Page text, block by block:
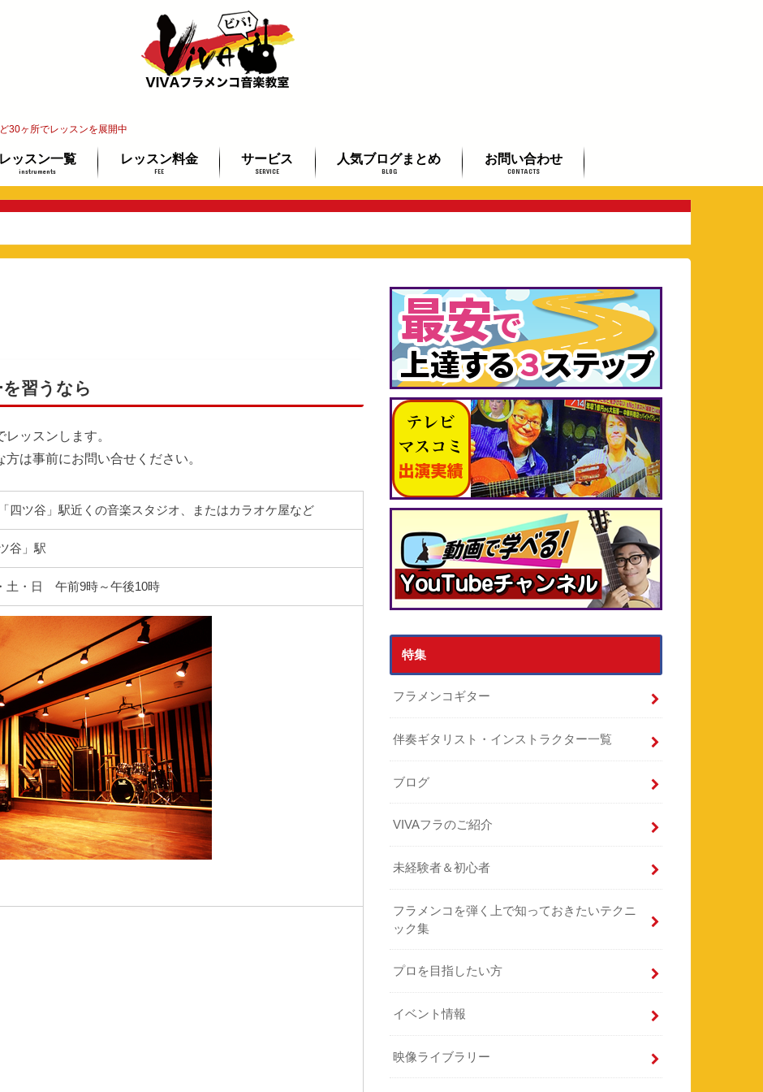
30ヶ所でレッスンを展開中
レッスン一覧
instruments
ンラインレッスン
ター教室
クレレ教室
験レッスン
レッスン料金
FEE
講師紹介
レッスン場所ご案内
サービス
SERVICE
イベント情報
教材ミュージアム
フラメンコギター検定
最安で上達する3ステップ
人気ブログまとめ
BLOG
未経験者＆初心者まとめ
ギター経験者まとめ
プロを目指したい方まとめ
お問い合わせ
CONTACTS
よくあるご質問
全国のギタリストご紹介
芸術鑑賞会承ります
動画で学べるフラメンコ入門
講座
習うなら
ッスンします。
方は事前にお問い合せください。
四ツ谷」駅近くの音楽スタジオ、またはカラオケ屋など
谷」駅
土・日 午前9時～午後10時
特集
フラメンコギター
伴奏ギタリスト・インストラクター一覧
ブログ
VIVAフラのご紹介
未経験者＆初心者
フラメンコを弾く上で知っておきたいテクニ
ック集
プロを目指したい方
イベント情報
映像ライブラリー